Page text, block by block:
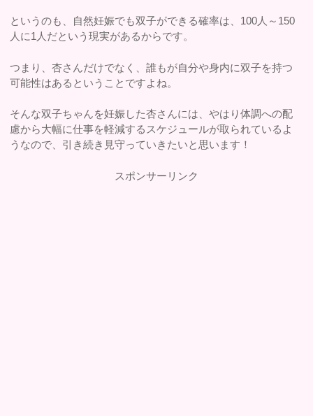
というのも、自然妊娠でも双子ができる確率は、100人～150
人に1人だという現実があるからです。
つまり、杏さんだけでなく、誰もが自分や身内に双子を持つ
可能性はあるということですよね。
そんな双子ちゃんを妊娠した杏さんには、やはり体調への配
慮から大幅に仕事を軽減するスケジュールが取られているよ
うなので、引き続き見守っていきたいと思います！
スポンサーリンク